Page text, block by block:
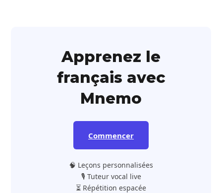
Apprenez le
français avec
Mnemo
Commencer
🧠 Leçons personnalisées
🎙️ Tuteur vocal live
⏳ Répétition espacée